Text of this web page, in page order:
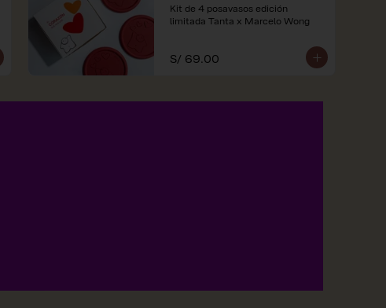
Kit de 4 posavasos edición
limitada Tanta x Marcelo Wong
S/ 69.00